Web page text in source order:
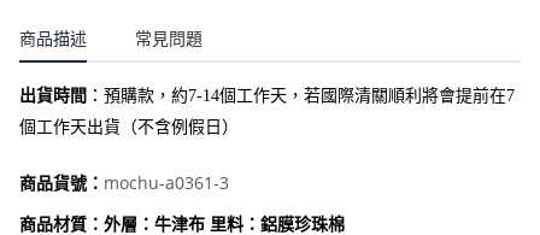
商品描述 常見問題
出貨時間 ： 預購款，約7-14個工作天，若國際清關順利將會提前在7
個工作天出貨（不含例假日）
商品貨號： mochu-a0361-3
商品材質：外層：牛津布 里料：鋁膜珍珠棉